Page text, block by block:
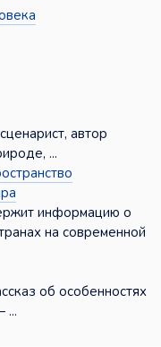
автор
...
информацию о
на современной
об особенностях
...